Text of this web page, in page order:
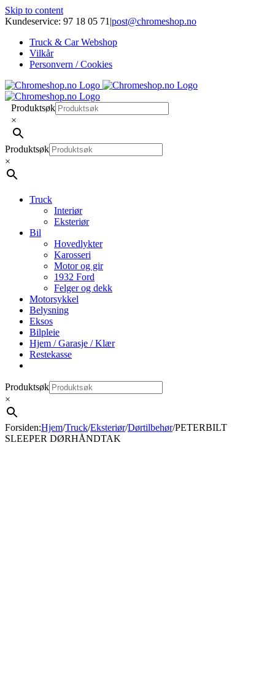
Skip to content
Kundeservice: 97 18 05 71 |post@chromeshop.no
Truck & Car Webshop
Vilkår
Personvern / Cookies
Produktsøk
×
Produktsøk
×
Truck
Interiør
Eksteriør
Bil
Hovedlykter
Karosseri
Motor og gir
1932 Ford
Felger og dekk
Motorsykkel
Belysning
Eksos
Bilpleie
Hjem / Garasje / Klær
Restekasse
Produktsøk
×
Forsiden:Hjem/Truck/Eksteriør/Dørtilbehør/PETERBILT
SLEEPER DØRHÅNDTAK